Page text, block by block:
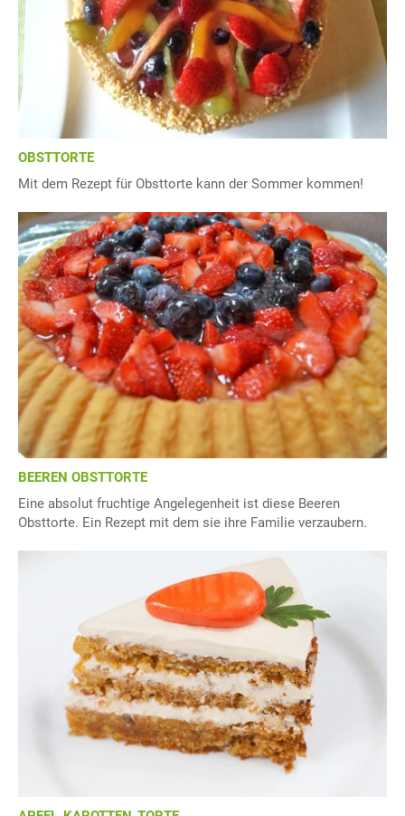
OBSTTORTE
Mit dem Rezept für Obsttorte kann der Sommer kommen!
BEEREN OBSTTORTE
Eine absolut fruchtige Angelegenheit ist diese Beeren
Obsttorte. Ein Rezept mit dem sie ihre Familie verzaubern.